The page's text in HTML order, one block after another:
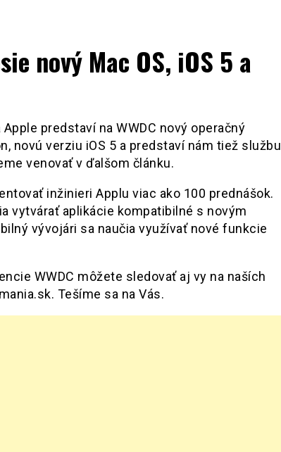
nový Mac OS, iOS 5 a
predstaví na WWDC nový operačný
novú verziu iOS 5 a predstaví nám tiež službu
venovať v ďalšom článku.
inžinieri Applu viac ako 100 prednášok.
vytvárať aplikácie kompatibilné s novým
vývojári sa naučia využívať nové funkcie
WWDC môžete sledovať aj vy na naších
Tešíme sa na Vás.